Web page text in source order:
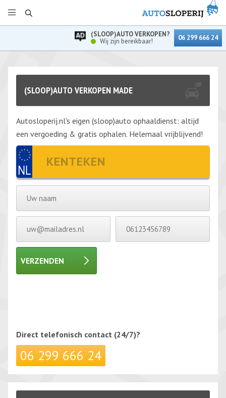
(SLOOP)AUTO VERKOPEN?
Wij zijn bereikbaar!
06 299 666 24
(SLOOP)AUTO VERKOPEN MADE
Autosloperij.nl's eigen (sloop)auto ophaaldienst: altijd
een vergoeding & gratis ophalen. Helemaal vrijblijvend!
VERZENDEN
Direct telefonisch contact (24/7)?
06 299 666 24